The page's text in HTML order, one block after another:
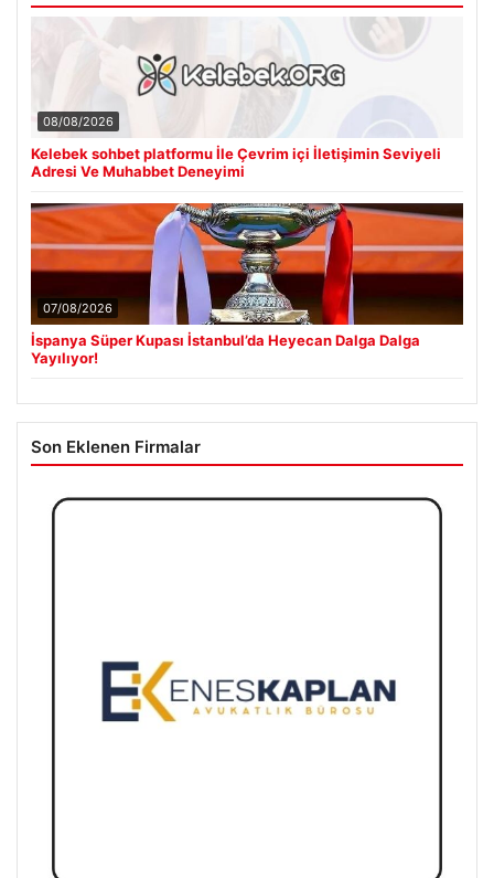
08/08/2026
Kelebek sohbet platformu İle Çevrim içi İletişimin Seviyeli
Adresi Ve Muhabbet Deneyimi
07/08/2026
İspanya Süper Kupası İstanbul’da Heyecan Dalga Dalga
Yayılıyor!
Son Eklenen Firmalar